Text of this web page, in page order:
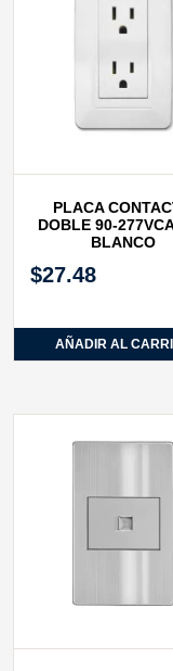
PLACA
DOBLE 90-
BLANCO
$27.48
AÑADIR AL